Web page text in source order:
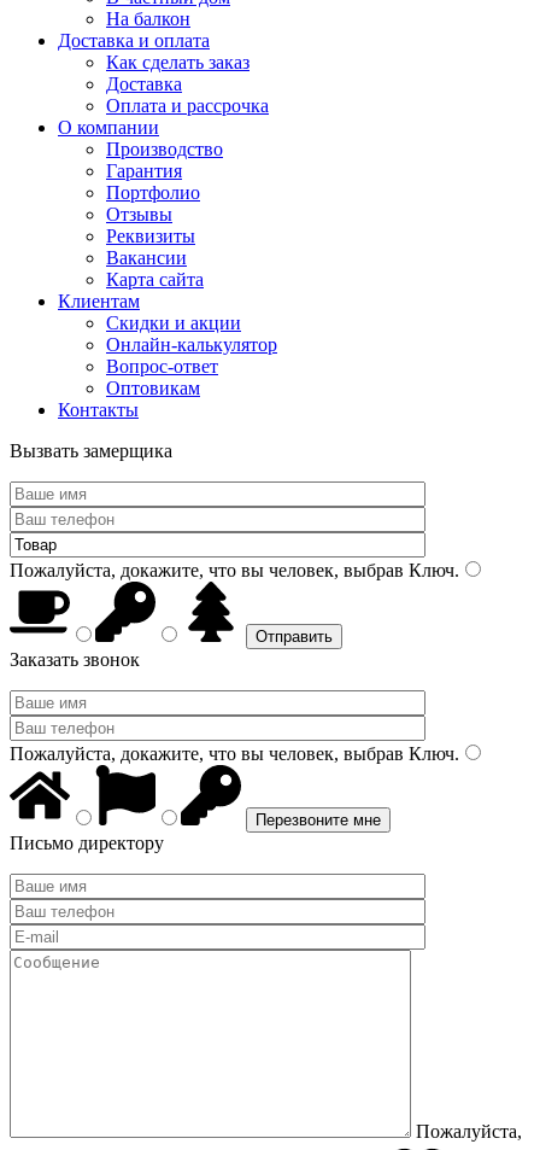
На балкон
Доставка и оплата
Как сделать заказ
Доставка
Оплата и рассрочка
О компании
Производство
Гарантия
Портфолио
Отзывы
Реквизиты
Вакансии
Карта сайта
Клиентам
Скидки и акции
Онлайн-калькулятор
Вопрос-ответ
Оптовикам
Контакты
Вызвать замерщика
Пожалуйста, докажите, что вы человек, выбрав Ключ.
Заказать звонок
Пожалуйста, докажите, что вы человек, выбрав Ключ.
Письмо директору
Пожалуйста,